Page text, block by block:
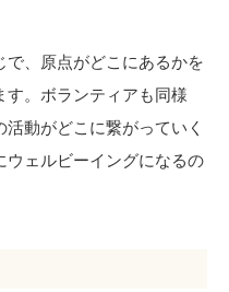
、原点がどこにあるかを
。ボランティアも同様
動がどこに繋がっていく
ウェルビーイングになるの